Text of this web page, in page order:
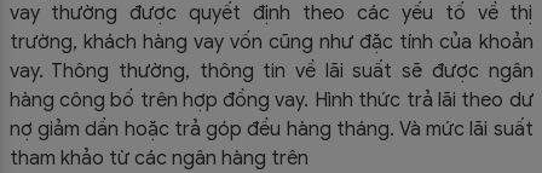
vay thường được quyết định theo các yếu tố về thị
trường, khách hàng vay vốn cũng như đặc tính của khoản
vay. Thông thường, thông tin về lãi suất sẽ được ngân
hàng công bố trên hợp đồng vay. Hình thức trả lãi theo dư
nợ giảm dần hoặc trả góp đều hàng tháng. Và mức lãi suất
tham khảo từ các ngân hàng trên